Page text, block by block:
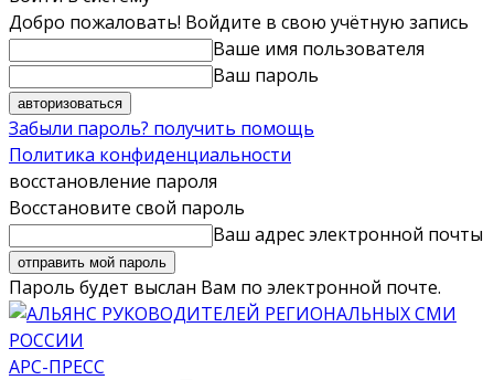
Добро пожаловать! Войдите в свою учётную запись
Ваше имя пользователя
Ваш пароль
Забыли пароль? получить помощь
Политика конфиденциальности
восстановление пароля
Восстановите свой пароль
Ваш адрес электронной почты
Пароль будет выслан Вам по электронной почте.
АРС-ПРЕСС